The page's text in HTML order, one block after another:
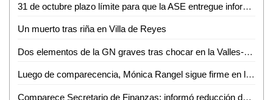
31 de octubre plazo límite para que la ASE entregue informes de los 114 entes auditables
Un muerto tras riña en Villa de Reyes
Dos elementos de la GN graves tras chocar en la Valles-El Naranjo
Luego de comparecencia, Mónica Rangel sigue firme en los SSA de SLP: J. Manuel Carreras
Comparece Secretario de Finanzas: informó reducción de la deuda bancaria